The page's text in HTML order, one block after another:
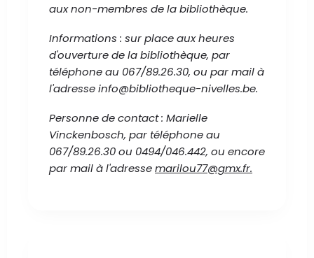
aux non-membres de la bibliothèque.
Informations : sur place aux heures
d'ouverture de la bibliothèque, par
téléphone au 067/89.26.30, ou par mail à
l'adresseinfo@bibliotheque-nivelles.be.
Personne de contact : Marielle
Vinckenbosch, par téléphone au
067/89.26.30 ou 0494/046.442, ou encore
par mail à l'adressemarilou77@gmx.fr.